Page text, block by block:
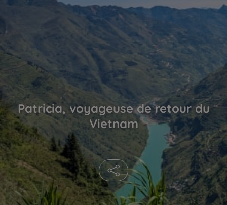
Patricia, voyageuse de retour du
Vietnam